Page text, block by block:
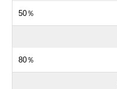
50％
80％